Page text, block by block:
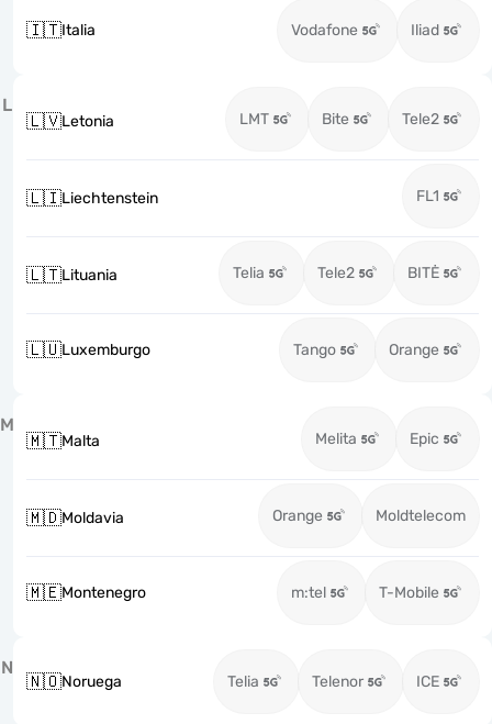
🇮🇹Italia Vodafone Iliad
L
🇱🇻Letonia LMT Bite Tele2
🇱🇮Liechtenstein FL1
🇱🇹Lituania Telia Tele2 BITĖ
🇱🇺Luxemburgo Tango Orange
M
🇲🇹Malta Melita Epic
🇲🇩Moldavia Orange Moldtelecom
🇲🇪Montenegro m:tel T-Mobile
N
🇳🇴Noruega Telia Telenor ICE